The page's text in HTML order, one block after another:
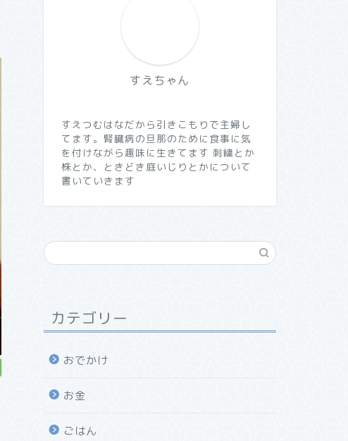
すえちゃん
すえつむはなだから引きこもりで主婦し
てます。腎臓病の旦那のために食事に気
を付けながら趣味に生きてます 刺繍とか
株とか、ときどき庭いじりとかについて
書いていきます
カテゴリー
おでかけ
お金
ごはん